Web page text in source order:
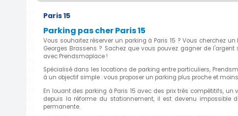
Paris 15
Parking pas cher Paris 15
Vous souhaitez réserver un parking à Paris 15 ? Vous cherchez
Georges Brassens ? Sachez que vous pouvez gagner de
avec Prendsmaplace !
Spécialisé dans les locations de parking entre particuliers,
à un objectif simple : vous proposer un parking plus proche et
En louant des parking à Paris 15 avec des prix très compétitifs,
depuis la réforme du stationnement, il est devenu impossible
permanente.